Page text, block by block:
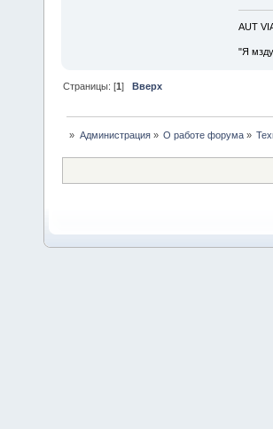
AUT
"Я
Страницы: [1]Вверх
» Администрация» О работе форума»